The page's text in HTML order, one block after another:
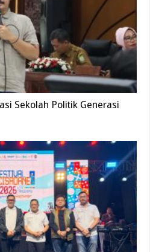
Sekolah Politik Generasi